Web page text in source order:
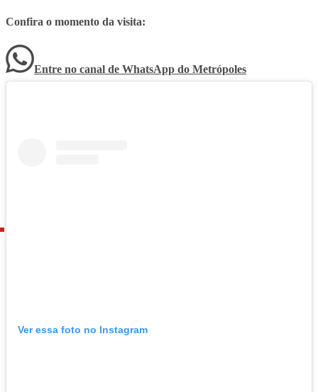
Confira o momento da visita:
Entre no canal de WhatsApp do Metrópoles
Ver essa foto no Instagram